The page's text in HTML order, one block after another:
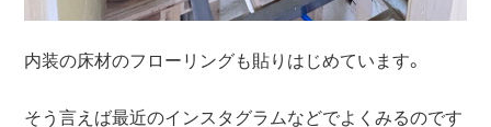
内装の床材のフローリングも貼りはじめています。
そう言えば最近のインスタグラムなどでよくみるのです